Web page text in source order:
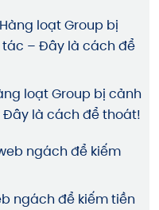
loạt Group bị cảnh
là cách để thoát!
ngách để kiếm tiền